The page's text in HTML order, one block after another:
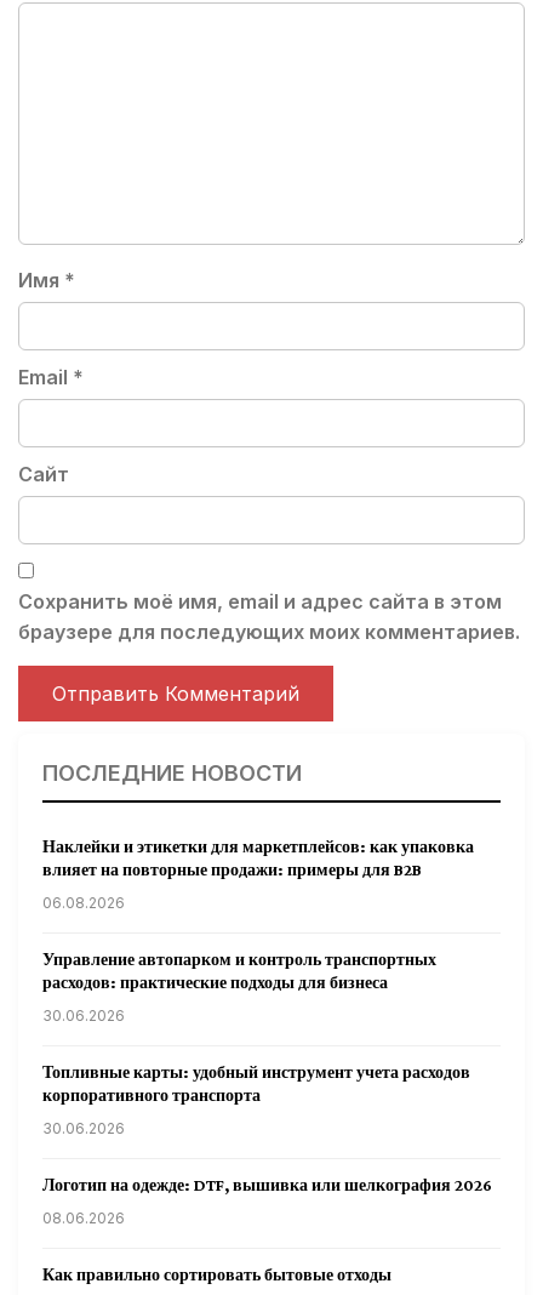
Имя *
Email *
Сайт
Сохранить моё имя, email и адрес сайта в этом
браузере для последующих моих комментариев.
ПОСЛЕДНИЕ НОВОСТИ
Наклейки и этикетки для маркетплейсов: как упаковка
влияет на повторные продажи: примеры для B2B
06.08.2026
Управление автопарком и контроль транспортных
расходов: практические подходы для бизнеса
30.06.2026
Топливные карты: удобный инструмент учета расходов
корпоративного транспорта
30.06.2026
Логотип на одежде: DTF, вышивка или шелкография 2026
08.06.2026
Как правильно сортировать бытовые отходы